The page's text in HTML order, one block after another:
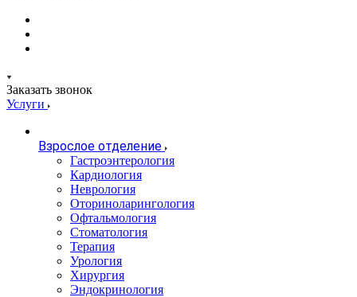
Заказать звонок
Услуги
Взрослое отделение
Гастроэнтерология
Кардиология
Неврология
Оториноларингология
Офтальмология
Стоматология
Терапия
Урология
Хирургия
Эндокринология